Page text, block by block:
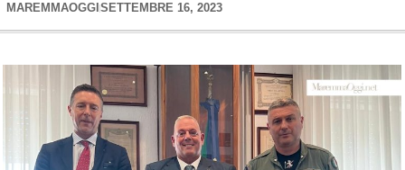
MAREMMAOGGI SETTEMBRE 16, 2023